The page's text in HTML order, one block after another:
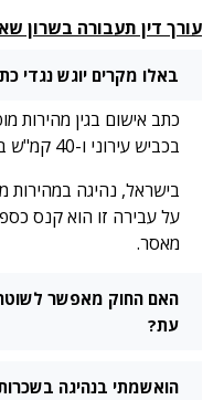
דין תעבורה בשרון שאלות
באלו מקרים יוגש נגדי כתב
בכביש עירוני ו-40 קמ"ש בכביש בין-עירוני.
בישראל, נהיגה במהירות
על עבירה זו הוא קנס כספי,
מאסר.
האם החוק מאפשר לשוטר
הואשמתי בנהיגה בשכרות